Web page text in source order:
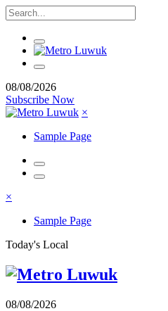
08/08/2026
Subscribe Now
×
Sample Page
×
Sample Page
Today's Local
08/08/2026